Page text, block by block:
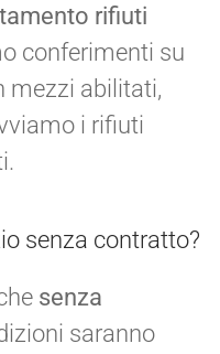
rifiuti
conferimenti su
mezzi abilitati,
i rifiuti
senza contratto?
senza
saranno